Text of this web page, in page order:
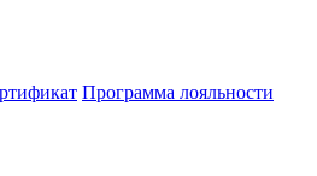
Программа лояльности